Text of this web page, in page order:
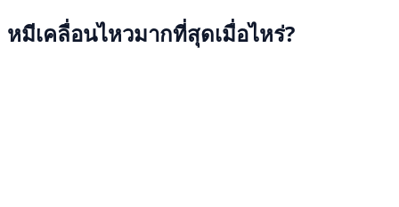
หมีเคลื่อนไหวมากที่สุดเมื่อไหร่?